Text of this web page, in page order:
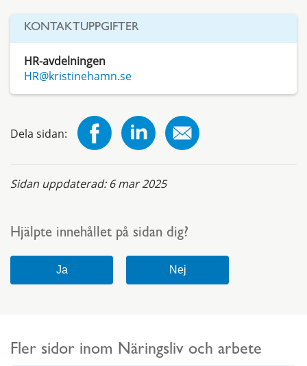
KONTAKTUPPGIFTER
HR-avdelningen
HR@kristinehamn.se
Dela sidan:
Sidan uppdaterad: 6 mar 2025
Hjälpte innehållet på sidan dig?
Fler sidor inom Näringsliv och arbete